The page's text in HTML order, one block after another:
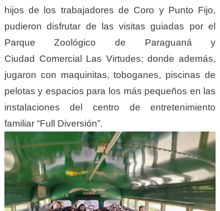
hijos de los trabajadores de Coro y Punto Fijo,
pudieron disfrutar de las visitas guiadas por el
Parque Zoológico de Paraguaná y
Ciudad Comercial Las Virtudes; donde además,
jugaron con maquinitas, toboganes, piscinas de
pelotas y espacios para los más pequeños en las
instalaciones del centro de entretenimiento
familiar “Full Diversión”.